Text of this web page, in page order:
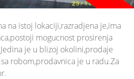
na istoj lokaciji,razradjena je,ima
mogucnost prosirenja
je u blizoj okolini,prodaje
robom,prodavnica je u radu.Za